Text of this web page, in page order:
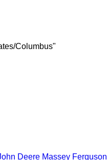
Columbus"
Deere Massey Ferguson